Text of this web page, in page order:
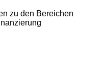
zu den Bereichen